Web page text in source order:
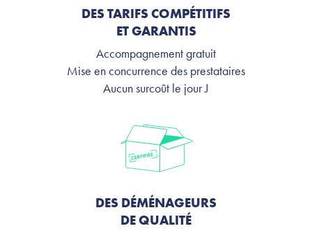
DES TARIFS COMPÉTITIFS
ET GARANTIS
Accompagnement gratuit
Mise en concurrence des prestataires
Aucun surcoût le jour J
DES DÉMÉNAGEURS
DE QUALITÉ